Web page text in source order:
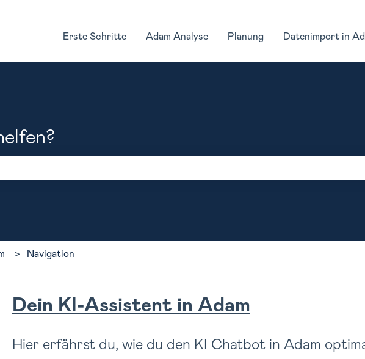
Erste Schritte Adam Analyse Planung Datenimport in
Navigation
Dein KI-Assistent in Adam
Hier erfährst du, wie du den KI Chatbot in Adam